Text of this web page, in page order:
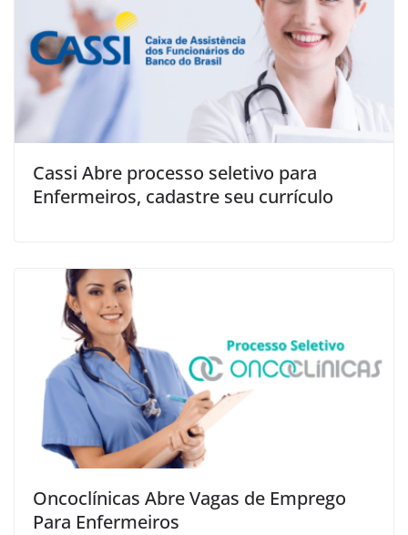
Cassi Abre processo seletivo para
Enfermeiros, cadastre seu currículo
Oncoclínicas Abre Vagas de Emprego
Para Enfermeiros